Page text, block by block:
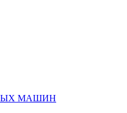
МАШИН